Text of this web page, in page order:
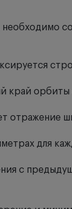
край
отражение
для
с